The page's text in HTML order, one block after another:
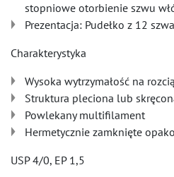
stopniowe otorbienie szwu
Prezentacja: Pudełko z 12
Charakterystyka
Wysoka wytrzymałość na
Struktura pleciona lub
Powlekany multifilament
Hermetycznie zamknięte
USP 4/0, EP 1,5